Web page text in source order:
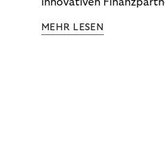
innovativen
Erlebnis.
MEHR LESEN